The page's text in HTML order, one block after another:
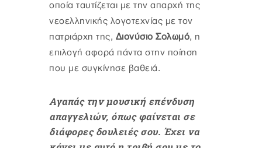
οποία ταυτίζεται με την απαρχή της
νεοελληνικής λογοτεχνίας με τον
πατριάρχη της, Διονύσιο Σολωμό, η
επιλογή αφορά πάντα στην ποίηση
που με συγκίνησε βαθειά.
Αγαπάς την μουσική επένδυση
απαγγελιών, όπως φαίνεται σε
διάφορες δουλειές σου. Έχει να